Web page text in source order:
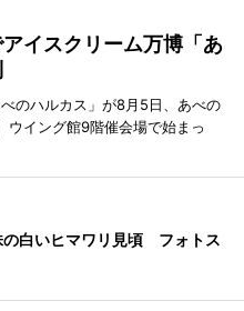
イスクリーム万博「あ
のハルカス」が8月5日、あべの
ウイング館9階催会場で始まっ
の白いヒマワリ見頃 フォトス